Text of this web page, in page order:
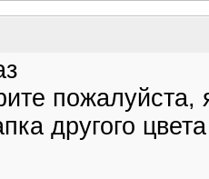
другого